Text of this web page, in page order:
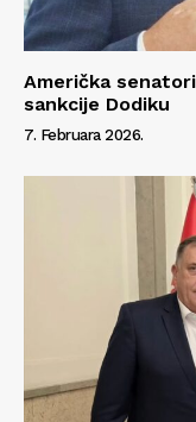
Američka
sankcije Dodiku
7. Februara 2026.